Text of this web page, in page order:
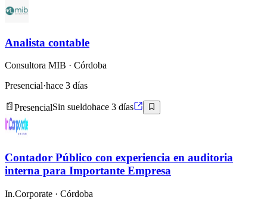
Analista contable
Consultora MIB · Córdoba
Presencial·hace 3 días
PresencialSin sueldohace 3 días
Contador Público con experiencia en auditoria
interna para Importante Empresa
In.Corporate · Córdoba